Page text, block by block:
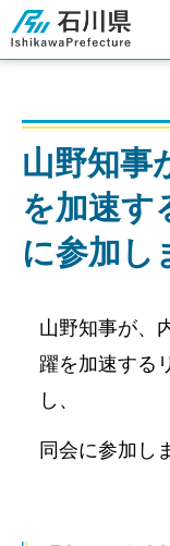
石川県
山野知事
を加速す
に参加し
山野知事が、
躍を加速する
し、
同会に参加し